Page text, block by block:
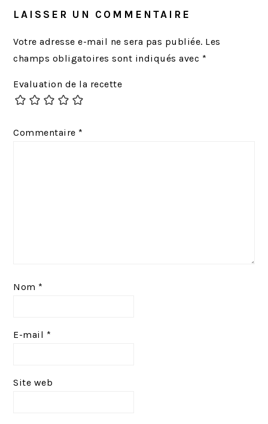
r
é
d
e
t
u
v
LECTEUR
LAISSER UN COMMENTAIRE
Votre adresse e-mail ne sera pas publiée. Les
champs obligatoires sont indiqués avec *
Evaluation de la recette
Commentaire *
Nom *
E-mail *
Site web